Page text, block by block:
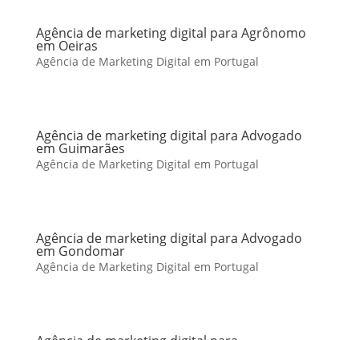
Agência de marketing digital para Agrônomo
em Oeiras
Agência de Marketing Digital em Portugal
Agência de marketing digital para Advogado
em Guimarães
Agência de Marketing Digital em Portugal
Agência de marketing digital para Advogado
em Gondomar
Agência de Marketing Digital em Portugal